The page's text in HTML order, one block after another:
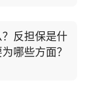
反担保是什
哪些方面？